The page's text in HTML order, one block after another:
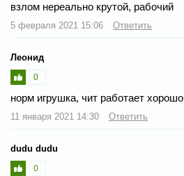
взлом нереально крутой, рабочий
5 февраля 2021 15:06 Ответить
Леонид
0
норм игрушка, чит работает хорошо
11 января 2021 14:30 Ответить
dudu dudu
0